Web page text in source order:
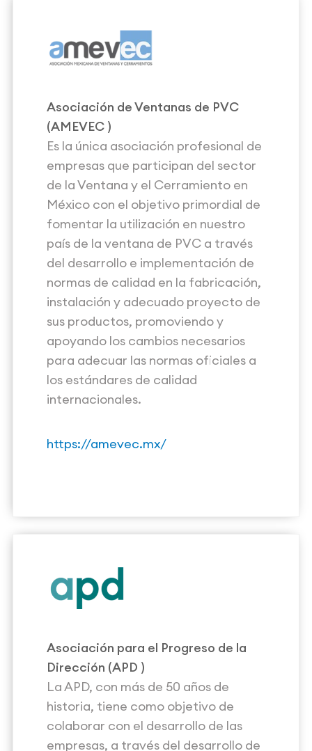
Asociación de Ventanas de PVC
(AMEVEC)
Es la única asociación profesional de
empresas que participan del sector
de la Ventana y el Cerramiento en
México con el objetivo primordial de
fomentar la utilización en nuestro
país de la ventana de PVC a través
del desarrollo e implementación de
normas de calidad en la fabricación,
instalación y adecuado proyecto de
sus productos, promoviendo y
apoyando los cambios necesarios
para adecuar las normas oficiales a
los estándares de calidad
internacionales.
https://amevec.mx/
Asociación para el Progreso de la
Dirección (APD )
La APD, con más de 50 años de
historia, tiene como objetivo de
colaborar con el desarrollo de las
empresas, a través del desarrollo de